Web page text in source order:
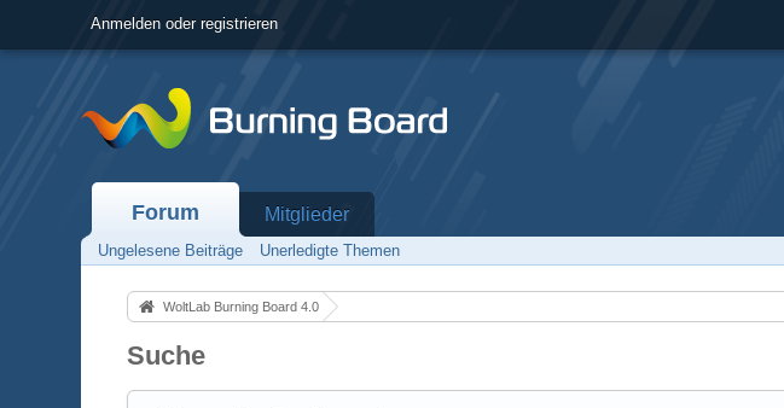
Anmelden oder registrieren
Forum Mitglieder
Ungelesene Beiträge Unerledigte Themen
WoltLab Burning Board 4.0
Suche